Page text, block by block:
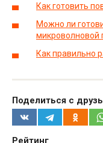
Как готовить
Можно ли
микроволновой
Как правильно
Поделиться с
Рейтинг